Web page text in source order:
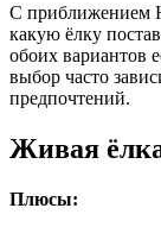
С приближением
какую ёлку
обоих вариантов
выбор часто
предпочтений.
Живая
Плюсы: